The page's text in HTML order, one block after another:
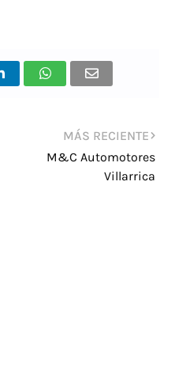
MÁS RECIENTE
M&C Automotores
Villarrica